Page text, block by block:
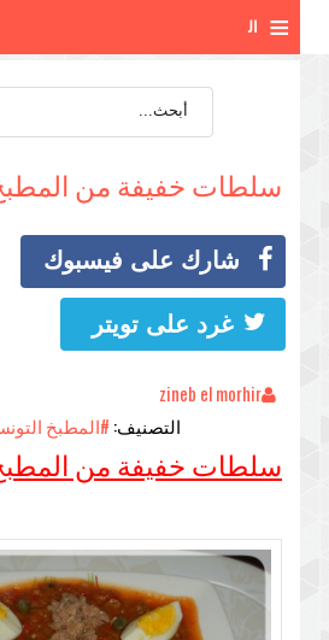
≡ ال
م
سلطات خفيفة من
شارك على فيسبوك
غرد على تويتر
zineb el morhir
التصنيف: #المطبخ
سلطات خفيفة من